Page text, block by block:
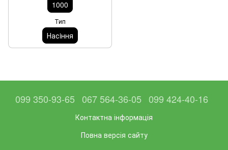
1000
Тип
Насiння
099 350-93-65 067 564-36-05 099 424-40-16
Контактна інформація
Повна версія сайту